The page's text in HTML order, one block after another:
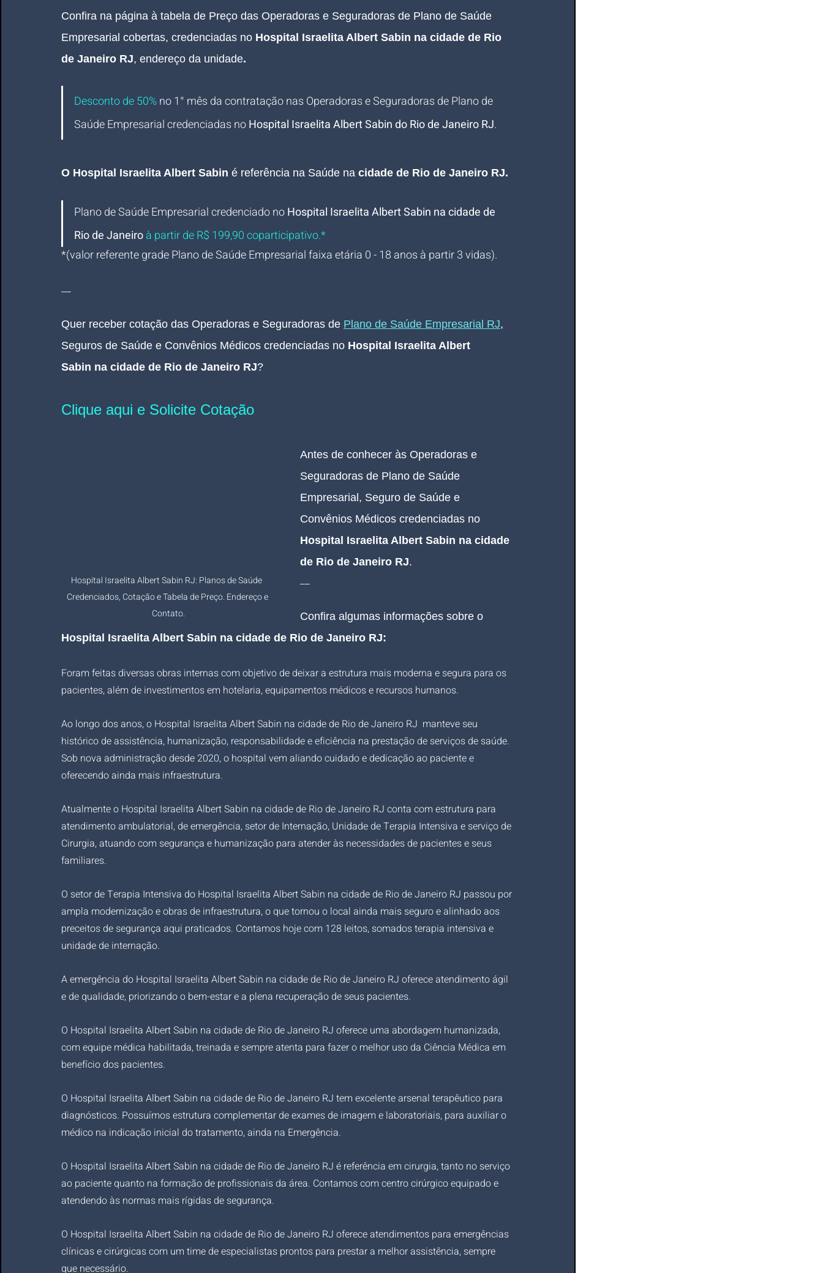
Confira na página à tabela de Preço das Operadoras e Seguradoras de Plano de Saúde
Empresarial cobertas, credenciadas no Hospital Israelita Albert Sabin na cidade de Rio
de Janeiro RJ, endereço da unidade.
Desconto de 50%no 1° mês da contratação nas Operadoras e Seguradoras de Plano de
Saúde Empresarial credenciadas no Hospital Israelita Albert Sabin do Rio de Janeiro RJ.
O Hospital Israelita Albert Sabin é referência na Saúde na cidade de Rio de Janeiro RJ.
Plano de Saúde Empresarialcredenciado noHospital Israelita Albert Sabin na cidade de
Rio de Janeiro à partir de R$ 199,90 coparticipativo.*
*(valor referente grade Plano de Saúde Empresarial faixa etária 0 - 18 anos à partir 3 vidas).
__
Quer receber cotação das Operadoras e Seguradoras de Plano de Saúde Empresarial RJ,
Seguros de Saúde e Convênios Médicos credenciadas no Hospital Israelita Albert
Sabin na cidade de Rio de Janeiro RJ?
Clique aqui e Solicite Cotação
Hospital Israelita Albert Sabin RJ: Planos de Saúde
Credenciados, Cotação e Tabela de Preço. Endereço e
Contato.
Antes de conhecer às Operadoras e
Seguradoras de Plano de Saúde
Empresarial, Seguro de Saúde e
Convênios Médicos credenciadas no
Hospital Israelita Albert Sabin na cidade
de Rio de Janeiro RJ.
__
Confira algumas informações sobre o
Hospital Israelita Albert Sabin na cidade de Rio de Janeiro RJ:
Foram feitas diversas obras internas com objetivo de deixar a estrutura mais moderna e segura para os
pacientes, além de investimentos em hotelaria, equipamentos médicos e recursos humanos.
Ao longo dos anos, o Hospital Israelita Albert Sabin na cidade de Rio de Janeiro RJ  manteve seu
histórico de assistência, humanização, responsabilidade e eficiência na prestação de serviços de saúde.
Sob nova administração desde 2020, o hospital vem aliando cuidado e dedicação ao paciente e
oferecendo ainda mais infraestrutura.
Atualmente o Hospital Israelita Albert Sabin na cidade de Rio de Janeiro RJ conta com estrutura para
atendimento ambulatorial, de emergência, setor de Internação, Unidade de Terapia Intensiva e serviço de
Cirurgia, atuando com segurança e humanização para atender às necessidades de pacientes e seus
familiares.
O setor de Terapia Intensiva do Hospital Israelita Albert Sabin na cidade de Rio de Janeiro RJ passou por
ampla modernização e obras de infraestrutura, o que tornou o local ainda mais seguro e alinhado aos
preceitos de segurança aqui praticados. Contamos hoje com 128 leitos, somados terapia intensiva e
unidade de internação.
A emergência do Hospital Israelita Albert Sabin na cidade de Rio de Janeiro RJ oferece atendimento ágil
e de qualidade, priorizando o bem-estar e a plena recuperação de seus pacientes.
O Hospital Israelita Albert Sabin na cidade de Rio de Janeiro RJ oferece uma abordagem humanizada,
com equipe médica habilitada, treinada e sempre atenta para fazer o melhor uso da Ciência Médica em
benefício dos pacientes.
O Hospital Israelita Albert Sabin na cidade de Rio de Janeiro RJ tem excelente arsenal terapêutico para
diagnósticos. Possuímos estrutura complementar de exames de imagem e laboratoriais, para auxiliar o
médico na indicação inicial do tratamento, ainda na Emergência.
O Hospital Israelita Albert Sabin na cidade de Rio de Janeiro RJ é referência em cirurgia, tanto no serviço
ao paciente quanto na formação de profissionais da área. Contamos com centro cirúrgico equipado e
atendendo às normas mais rígidas de segurança.
O Hospital Israelita Albert Sabin na cidade de Rio de Janeiro RJ oferece atendimentos para emergências
clínicas e cirúrgicas com um time de especialistas prontos para prestar a melhor assistência, sempre
que necessário.